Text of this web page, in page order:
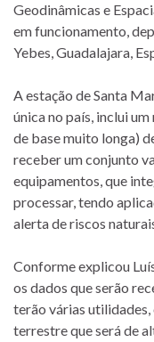
Geodinâmicas e
em funcionamento,
Yebes, Guadalajara,
A estação de Santa
única no país, inclui
de base muito longa)
receber um conjunto
equipamentos, que
processar, tendo
alerta de riscos
Conforme explicou
os dados que serão
terão várias
terrestre que será de